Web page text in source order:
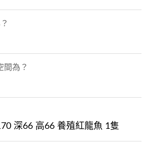
間為？
深66 高66 養殖紅龍魚 1隻